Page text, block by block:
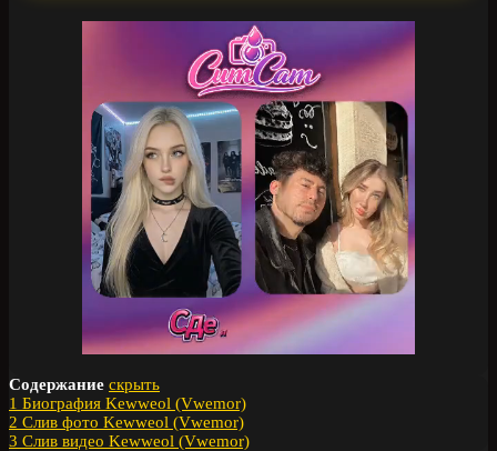
Содержание скрыть
1 Биография Kewweol (Vwemor)
2 Слив фото Kewweol (Vwemor)
3 Слив видео Kewweol (Vwemor)